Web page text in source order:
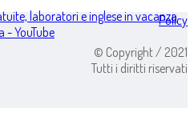
laboratori e inglese in vacanza
- YouTube
Policy
© Copyright / 2021
Tutti i diritti riservati